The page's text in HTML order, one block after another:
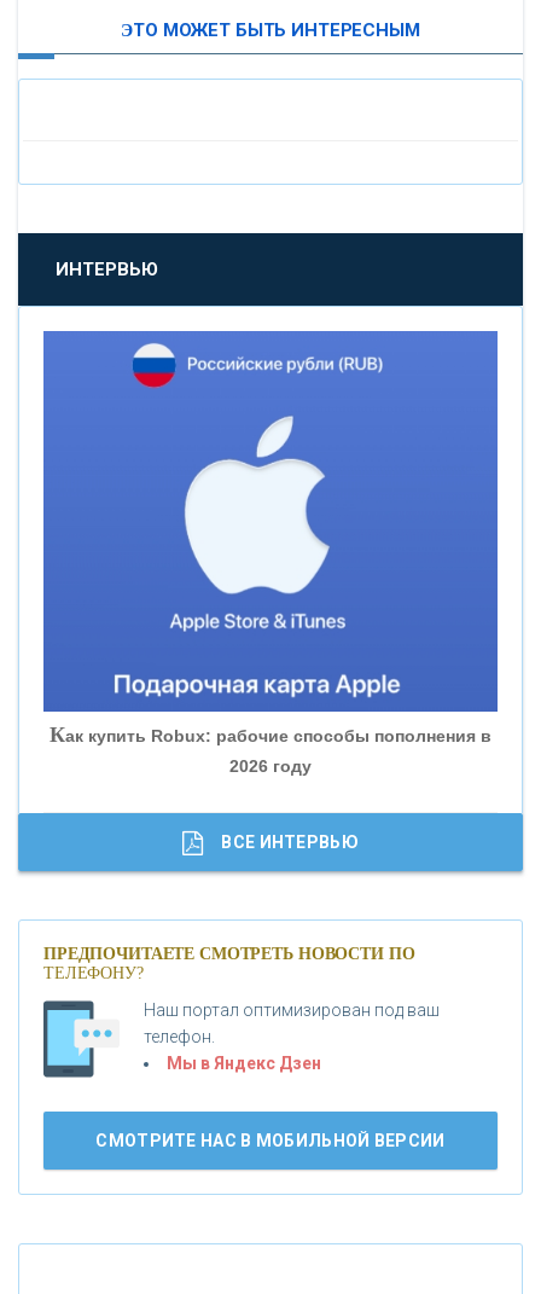
«БАНК САНКТ-ПЕТЕРБУРГ»
«ПРОМСВЯЗЬБАНК»
«НОВИКОМБАНК»
«ВНЕШПРОМБАНК»
«БАНК ГЛОБЭКС»
«СОВКОМБАНК»
«ГАЗПРОМБАНК»
«МОСКОВСКИЙ КРЕДИТНЫЙ БАНК»
«БАНК ВОЗРОЖДЕНИЕ»
АО «КРЕДИТ ЕВРОПА БАНК»
ЭТО МОЖЕТ БЫТЬ ИНТЕРЕСНЫМ
ИНТЕРВЬЮ
Как купить Robux: рабочие способы пополнения в
2026 году
Банки.ру обновил логотип впервые за 19 лет -
ВСЕ ИНТЕРВЬЮ
ПРЕДПОЧИТАЕТЕ СМОТРЕТЬ НОВОСТИ ПО
ТЕЛЕФОНУ?
Наш портал оптимизирован под ваш
телефон.
Мы в Яндекс Дзен
СМОТРИТЕ НАС В МОБИЛЬНОЙ ВЕРСИИ